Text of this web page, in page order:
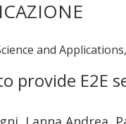
and
provide E2E